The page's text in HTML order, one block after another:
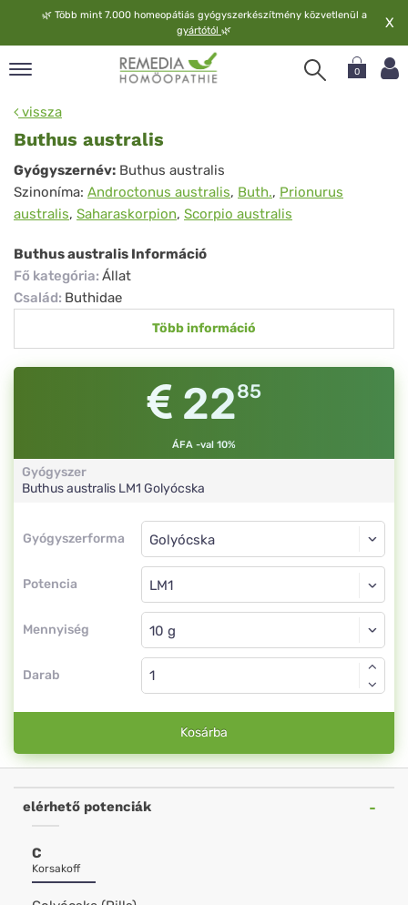
🌿 Több mint 7.000 homeopátiás gyógyszerkészítmény közvetlenül a
gyártótól 🌿 X
0
vissza
Buthus australis
Buthus
australis
Gyógyszernév: Buthus australis
Szinoníma: Androctonus australis, Buth., Prionurus
australis, Saharaskorpion, Scorpio australis
Buthus australis Információ
Fő kategória: Állat
Család: Buthidae
Több információ
2285
ÁFA -val 10%
Gyógyszer
Buthus australis LM1 Golyócska
Gyógyszerforma
Gyógyszerforma
Potencia
Golyócska
LM1
Mennyiség
Golyócska
Darab
Kosárba
elérhető potenciák
C
Korsakoff